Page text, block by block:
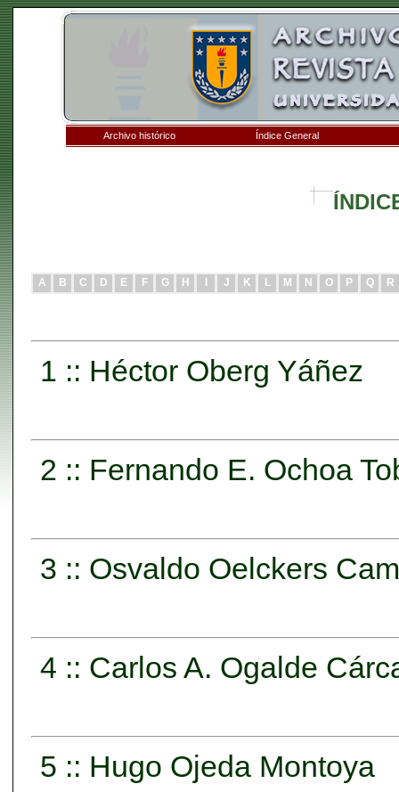
Archivo histórico Índice General
A B C D E F G H J K L M N O P Q R
1 :: Héctor Oberg Yáñez
2 :: Fernando E. Ochoa
3 :: Osvaldo Oelckers
4 :: Carlos A. Ogalde
5 :: Hugo Ojeda Montoya